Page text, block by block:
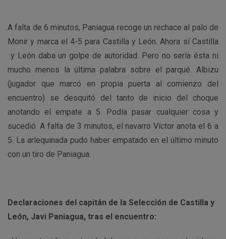
A falta de 6 minutos, Paniagua recoge un rechace al palo de
Monir y marca el 4-5 para Castilla y León. Ahora sí Castilla
y León daba un golpe de autoridad. Pero no sería ésta ni
mucho menos la última palabra sobre el parqué. Albizu
(jugador que marcó en propia puerta al comienzo del
encuentro) se desquitó del tanto de inicio del choque
anotando el empate a 5. Podía pasar cualquier cosa y
sucedió. A falta de 3 minutos, el navarro Víctor anota el 6 a
5. La arlequinada pudo haber empatado en el último minuto
con un tiro de Paniagua.
Declaraciones del capitán de la Selección de Castilla y
León, Javi Paniagua, tras el encuentro: